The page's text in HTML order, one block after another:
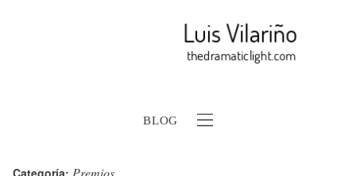
BLOG
Categoría: Premios